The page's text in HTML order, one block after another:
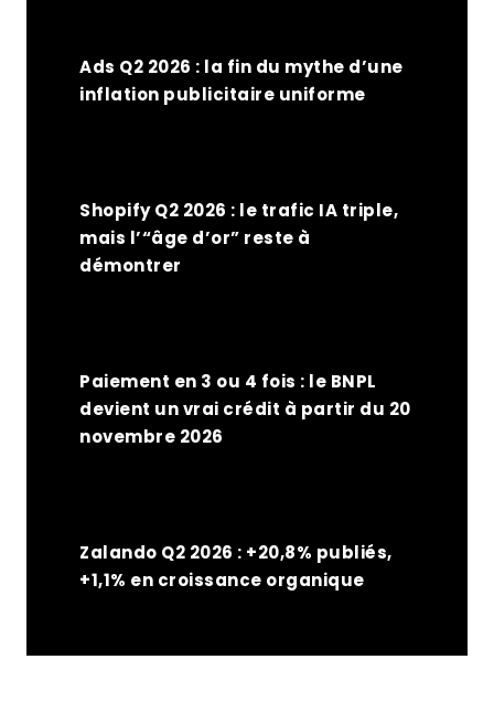
Ads Q2 2026 : la fin du mythe d’une
inflation publicitaire uniforme
Shopify Q2 2026 : le trafic IA triple,
mais l’“âge d’or” reste à
démontrer
Paiement en 3 ou 4 fois : le BNPL
devient un vrai crédit à partir du 20
novembre 2026
Zalando Q2 2026 : +20,8% publiés,
+1,1% en croissance organique